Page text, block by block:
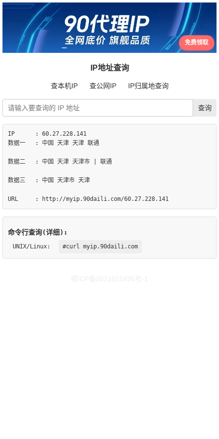
免费领取
IP地址查询
查本机IP 查公网IP IP归属地查询
IP	: 60.27.228.141
数据一	: 中国 天津 天津 联通
数据二	: 中国 天津 天津市 | 联通
数据三	: 中国 天津市 天津
命令行查询(详细):
UNIX/Linux: #curl myip.90daili.com